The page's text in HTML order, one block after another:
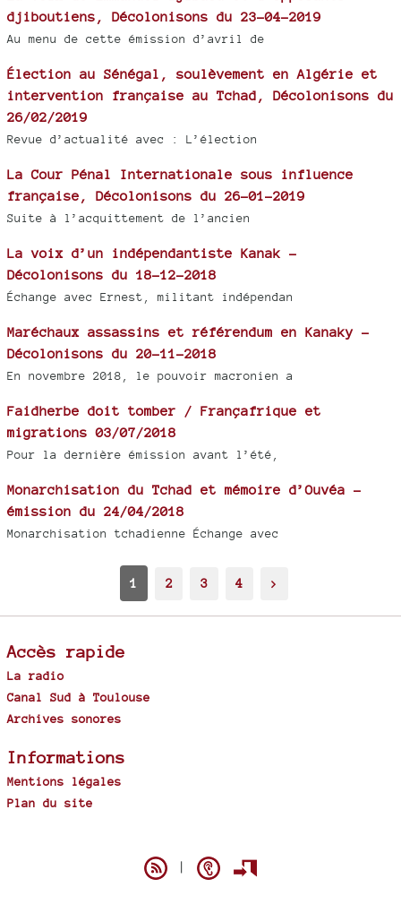
djiboutiens, Décolonisons du 23-04-2019
Au menu de cette émission d’avril de
Élection au Sénégal, soulèvement en Algérie et
intervention française au Tchad, Décolonisons du
26/02/2019
Revue d’actualité avec : L’élection
La Cour Pénal Internationale sous influence
française, Décolonisons du 26-01-2019
Suite à l’acquittement de l’ancien
La voix d’un indépendantiste Kanak -
Décolonisons du 18-12-2018
Échange avec Ernest, militant indépendan
Maréchaux assassins et référendum en Kanaky -
Décolonisons du 20-11-2018
En novembre 2018, le pouvoir macronien a
Faidherbe doit tomber / Françafrique et
migrations 03/07/2018
Pour la dernière émission avant l’été,
Monarchisation du Tchad et mémoire d’Ouvéa -
émission du 24/04/2018
Monarchisation tchadienne Échange avec
1 2 3 4 >
Accès rapide
La radio
Canal Sud à Toulouse
Archives sonores
Informations
Mentions légales
Plan du site
|